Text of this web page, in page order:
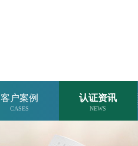
客户案例
CASES
认证资讯
NEWS